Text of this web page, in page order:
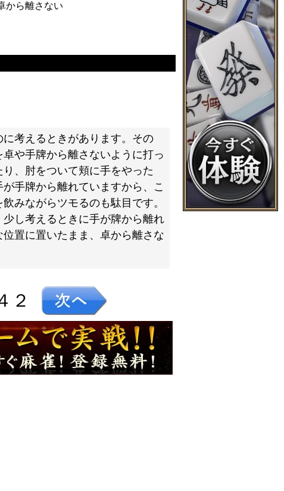
から離さない
考えるときがあります。その
や手牌から離さないように打っ
、肘をついて頬に手をやった
手牌から離れていますから、こ
みながらツモるのも駄目です。
し考えるときに手が牌から離れ
置に置いたまま、卓から離さな
２